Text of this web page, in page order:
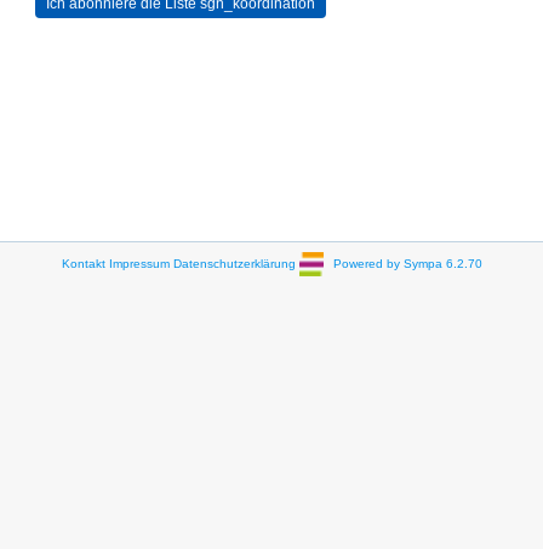
Kontakt Impressum Datenschutzerklärung Powered by Sympa 6.2.70